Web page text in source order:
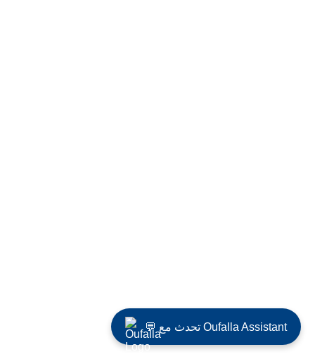
💬 تحدث مع Oufalla Assistant